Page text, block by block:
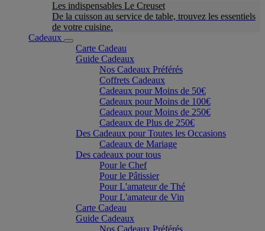
Les indispensables Le Creuset
De la cuisson au service de table, trouvez les essentiels
de votre cuisine.
Cadeaux
Carte Cadeau
Guide Cadeaux
Nos Cadeaux Préférés
Coffrets Cadeaux
Cadeaux pour Moins de 50€
Cadeaux pour Moins de 100€
Cadeaux pour Moins de 250€
Cadeaux de Plus de 250€
Des Cadeaux pour Toutes les Occasions
Cadeaux de Mariage
Des cadeaux pour tous
Pour le Chef
Pour le Pâtissier
Pour L'amateur de Thé
Pour L'amateur de Vin
Carte Cadeau
Guide Cadeaux
Nos Cadeaux Préférés